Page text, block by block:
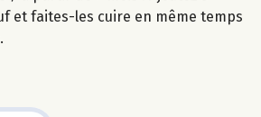
et faites-les cuire en même temps